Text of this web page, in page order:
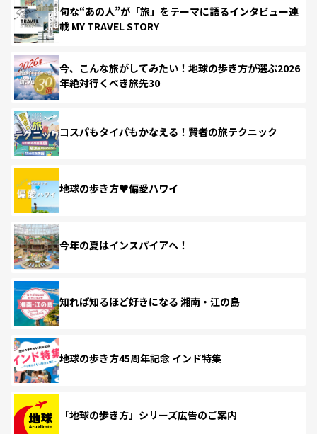
旬な“あの人”が「旅」をテーマに語るインタビュー連
載 MY TRAVEL STORY
今、こんな旅がしてみたい！地球の歩き方が選ぶ2026
年絶対行くべき旅先30
コスパもタイパもかなえる！賢者の旅テクニック
地球の歩き方♥偏愛ハワイ
今年の夏はインスパイアへ！
知れば知るほど好きになる 湘南・江の島
地球の歩き方45周年記念 インド特集
「地球の歩き方」シリーズ広告のご案内